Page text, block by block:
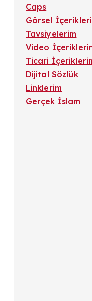
Caps
Görsel
Tavsiyelerim
Video
Ticari
Dijital Sözlük
Linklerim
Gerçek İslam